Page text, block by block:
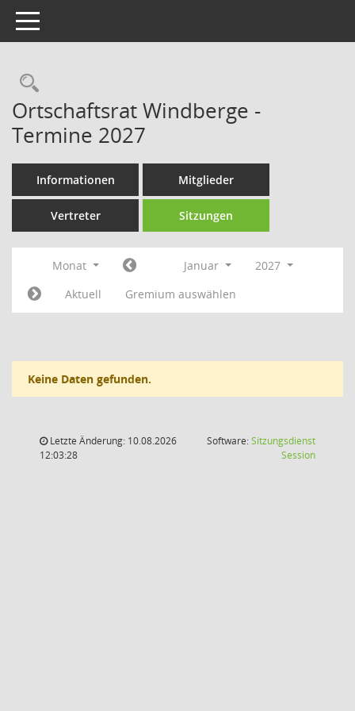
Toggle navigation
Rechercheauswahl
Ortschaftsrat Windberge -
Termine 2027
Informationen Mitglieder
Vertreter Sitzungen
Monat Januar
2027
Aktuell
Gremium auswählen
Keine Daten gefunden.
Letzte Änderung: 10.08.2026
12:03:28
Software:Sitzungsdienst
Session(Wird in